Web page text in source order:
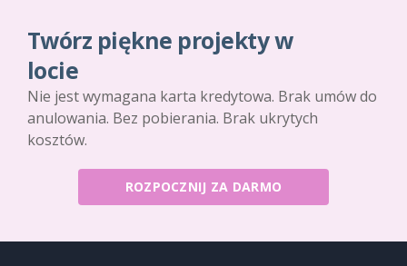
Twórz piękne projekty w
locie
Nie jest wymagana karta kredytowa. Brak umów do
anulowania. Bez pobierania. Brak ukrytych
kosztów.
ROZPOCZNIJ ZA DARMO